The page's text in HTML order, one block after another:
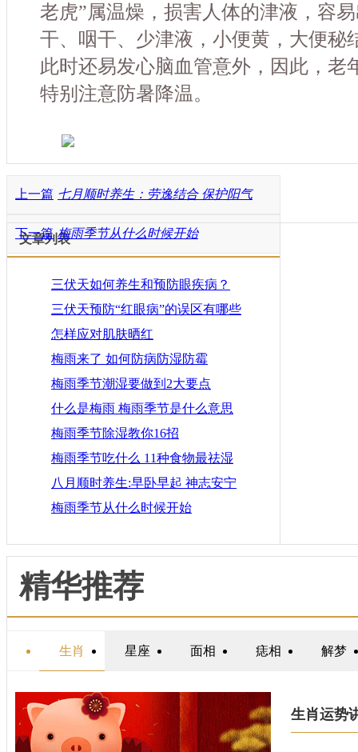
老虎”属温燥，损害人体的津液，容
干、咽干、少津液，小便黄，大便秘
此时还易发心脑血管意外，因此，老
特别注意防暑降温。
上一篇 七月顺时养生：劳逸结合 保护阳气
下一篇 梅雨季节从什么时候开始
文章列表
三伏天如何养生和预防眼疾病？
三伏天预防“红眼病”的误区有哪些
怎样应对肌肤晒红
梅雨来了 如何防病防湿防霉
梅雨季节潮湿要做到2大要点
什么是梅雨 梅雨季节是什么意思
梅雨季节除湿教你16招
梅雨季节吃什么 11种食物最祛湿
八月顺时养生:早卧早起 神志安宁
梅雨季节从什么时候开始
精华推荐
生肖 星座 面相 痣相 解梦
生肖运势